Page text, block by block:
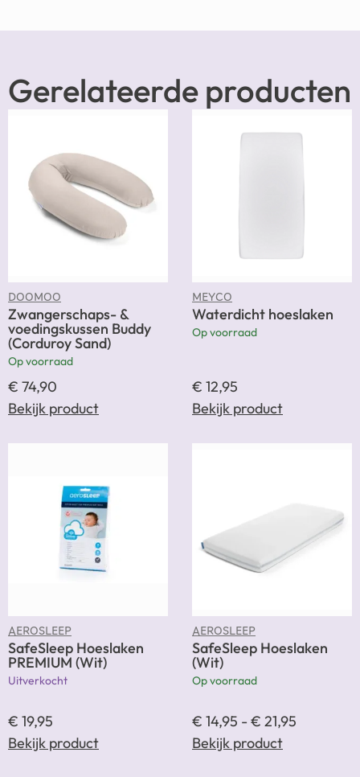
Gerelateerde producten
DOOMOO
Zwangerschaps- &
voedingskussen Buddy
(Corduroy Sand)
Op voorraad
€ 74,90
Bekijk product
MEYCO
Waterdicht hoeslaken
Op voorraad
€ 12,95
Bekijk product
AEROSLEEP
SafeSleep Hoeslaken
PREMIUM (Wit)
Uitverkocht
€ 19,95
Bekijk product
AEROSLEEP
SafeSleep Hoeslaken
(Wit)
Op voorraad
€ 14,95 - € 21,95
Bekijk product